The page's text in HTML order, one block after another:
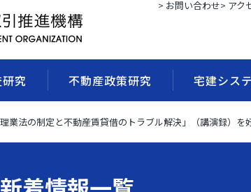
> お問い合わせ> アク
究 不動産政策研究 宅建シス
法の制定と不動産賃貸借のトラブル解決」（講演録）を好